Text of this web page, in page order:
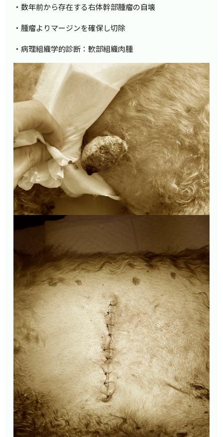
・数年前から存在する右体幹部腫瘤の自壊
・腫瘤よりマージンを確保し切除
・病理組織学的診断：軟部組織肉腫